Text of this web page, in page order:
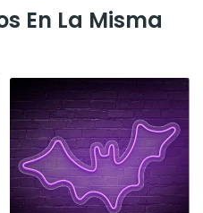
En La Misma